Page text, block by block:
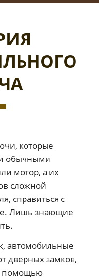
которые
обычными
мотор, а их
сложной
справиться с
Лишь знающие
автомобильные
дверных замков,
помощью